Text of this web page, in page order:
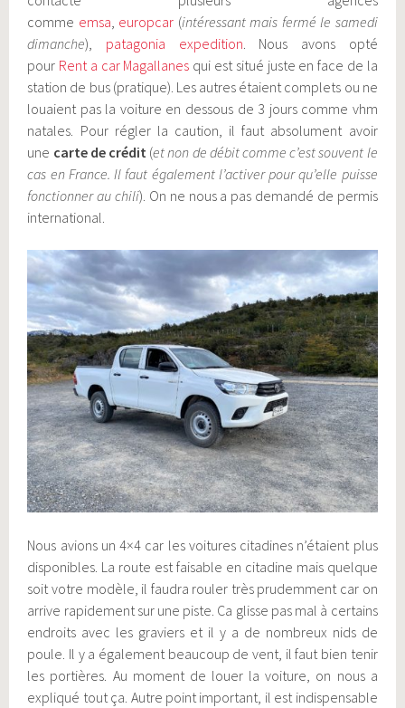
comme emsa, europcar (intéressant mais fermé le samedi
dimanche), patagonia expedition. Nous avons opté
pour Rent a car Magallanes qui est situé juste en face de la
station de bus (pratique). Les autres étaient complets ou ne
louaient pas la voiture en dessous de 3 jours comme vhm
natales. Pour régler la caution, il faut absolument avoir
une carte de crédit (et non de débit comme c’est souvent le
cas en France. Il faut également l’activer pour qu’elle puisse
fonctionner au chili). On ne nous a pas demandé de permis
international.
Nous avions un 4×4 car les voitures citadines n’étaient plus
disponibles. La route est faisable en citadine mais quelque
soit votre modèle, il faudra rouler très prudemment car on
arrive rapidement sur une piste. Ca glisse pas mal à certains
endroits avec les graviers et il y a de nombreux nids de
poule. Il y a également beaucoup de vent, il faut bien tenir
les portières. Au moment de louer la voiture, on nous a
expliqué tout ça. Autre point important, il est indispensable